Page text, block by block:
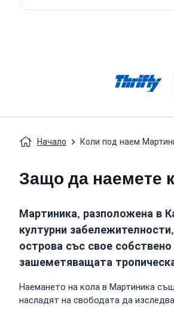
Начало Коли под наем
Защо да наемете
Мартиника, разположена в
културни
острова със свое
зашеметяващата
Наемането на кола в Мартиника
насладят на свободата да